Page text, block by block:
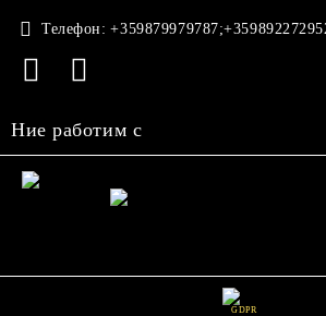
Телефон:
Ние работим с
GDPR